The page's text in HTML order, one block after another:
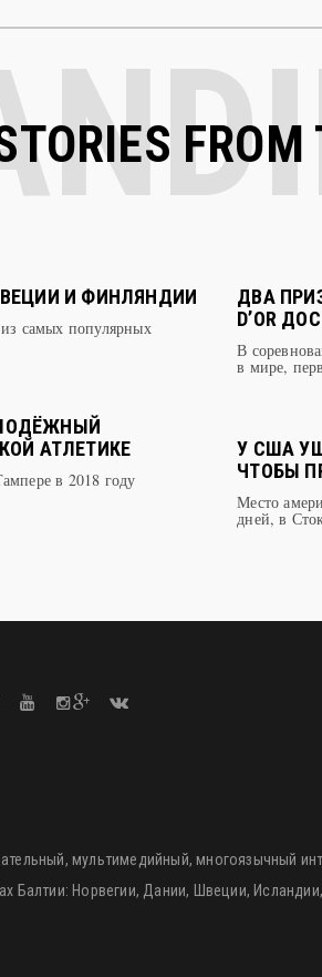
И ФИНЛЯНДИИ
самых популярных
АТЛЕТИКЕ
в 2018 году
ДВА
D’OR
В
в мире,
У США
ЧТОБЫ
Место
дней, в
мультимедийный, многоязычный
Балтии: Норвегии, Дании, Швеции,